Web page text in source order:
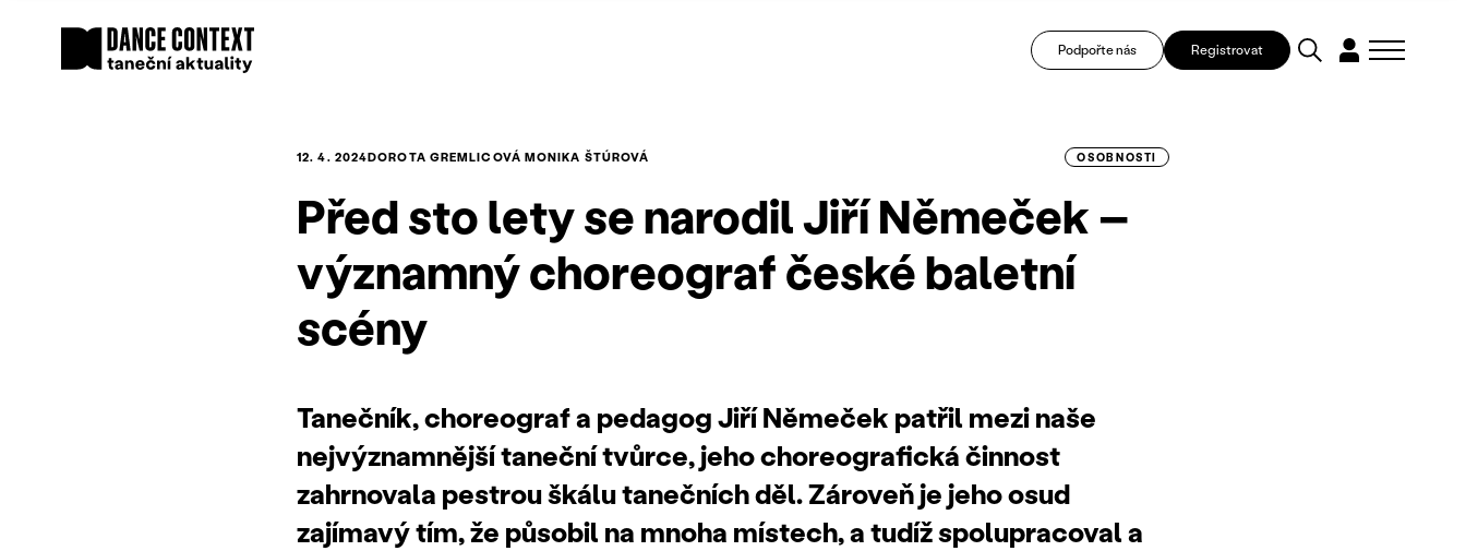
Podpořte nás Registrovat
12. 4. 2024DOROTA GREMLICOVÁ MONIKA ŠTÚROVÁ OSOBNOSTI
Před sto lety se narodil Jiří Němeček –
významný choreograf české baletní
scény
Tanečník, choreograf a pedagog Jiří Němeček patřil mezi naše
nejvýznamnější taneční tvůrce, jeho choreografická činnost
zahrnovala pestrou škálu tanečních děl. Zároveň je jeho osud
zajímavý tím, že působil na mnoha místech, a tudíž spolupracoval a